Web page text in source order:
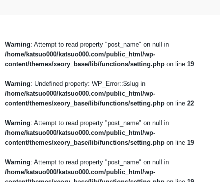
Warning: Attempt to read property "post_name" on null in
/home/katsuo000/katsuo000.com/public_html/wp-
content/themes/xeory_base/lib/functions/setting.php on line 19
Warning: Undefined property: WP_Error::$slug in
/home/katsuo000/katsuo000.com/public_html/wp-
content/themes/xeory_base/lib/functions/setting.php on line 22
Warning: Attempt to read property "post_name" on null in
/home/katsuo000/katsuo000.com/public_html/wp-
content/themes/xeory_base/lib/functions/setting.php on line 19
Warning: Attempt to read property "post_name" on null in
/home/katsuo000/katsuo000.com/public_html/wp-